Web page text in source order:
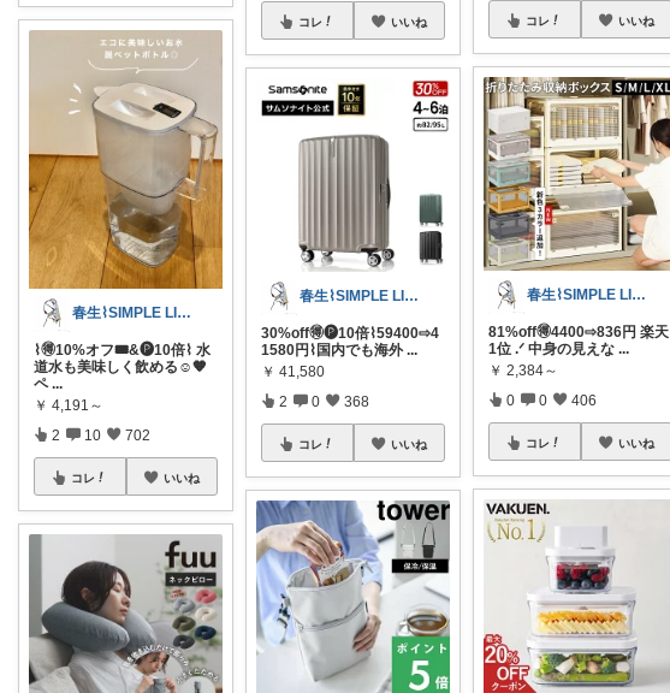
春生⌇SIMPLE LIFE⌇
⌇🉐10%オフ🎟️&🅟10倍⌇ 水
道水も美味しく飲める☺️🧡
ペ ...
￥ 4,191～
2 10 702
コレ いいね
コレ いいね
春生⌇SIMPLE LIFE⌇
30%off🉐🅟10倍⌇59400⇨4
1580円⌇国内でも海外 ...
￥ 41,580
2 0 368
コレ いいね
コレ いいね
春生⌇SIMPLE LIFE⌇
81%off🉐4400⇨836円 楽天
1位 .ᐟ 中身の見えな ...
￥ 2,384～
0 0 406
コレ いいね